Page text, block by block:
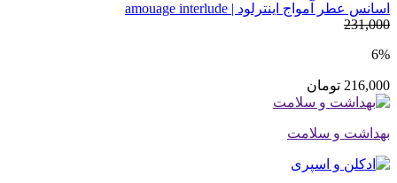
اسانس عطر آمواج اینترلود | amouage interlude
231,000
6%
216,000 تومان
بهداشت و سلامت